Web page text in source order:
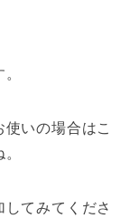
いの場合はこ
てみてくださ